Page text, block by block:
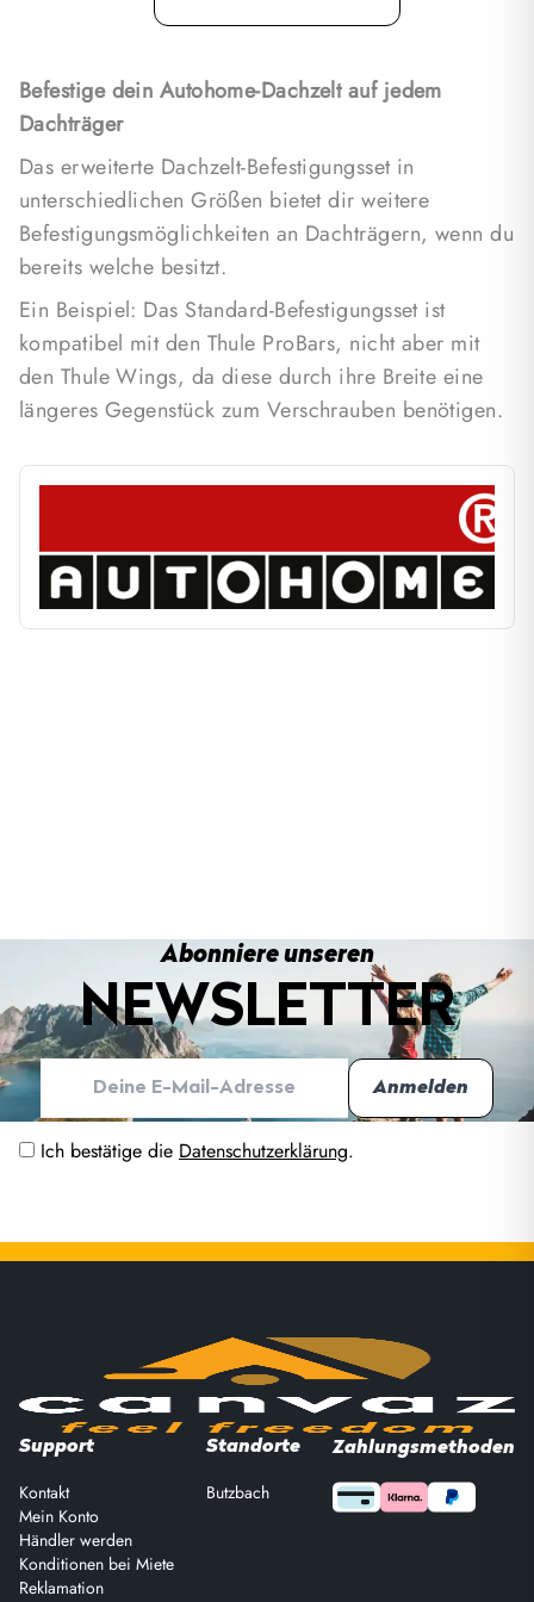
Befestige dein Autohome-Dachzelt auf jedem
Dachträger
Das erweiterte Dachzelt-Befestigungsset in
unterschiedlichen Größen bietet dir weitere
Befestigungsmöglichkeiten an Dachträgern, wenn du
bereits welche besitzt.
Ein Beispiel: Das Standard-Befestigungsset ist
kompatibel mit den Thule ProBars, nicht aber mit
den Thule Wings, da diese durch ihre Breite eine
längeres Gegenstück zum Verschrauben benötigen.
Abonniere unseren
NEWSLETTER
Ich bestätige die Datenschutzerklärung.
Support
Kontakt
Mein Konto
Händler werden
Konditionen bei Miete
Reklamation
Standorte
Butzbach
Zahlungsmethoden